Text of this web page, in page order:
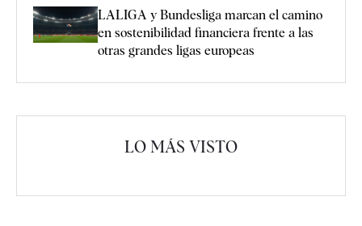
LALIGA y Bundesliga marcan el camino
en sostenibilidad financiera frente a las
otras grandes ligas europeas
LO MÁS VISTO